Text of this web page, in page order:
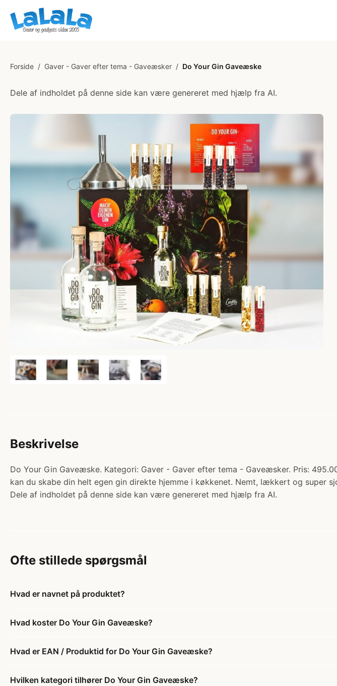
Forside / Gaver - Gaver efter tema - Gaveæsker / Do Your Gin Gaveæske
Dele af indholdet på denne side kan være genereret med hjælp fra AI.
Beskrivelse
Do Your Gin Gaveæske. Kategori: Gaver - Gaver efter tema - Gaveæsker. Pris:
kan du skabe din helt egen gin direkte hjemme i køkkenet. Nemt, lækkert og super
Dele af indholdet på denne side kan være genereret med hjælp fra AI.
Ofte stillede spørgsmål
Hvad er navnet på produktet?
Hvad koster Do Your Gin Gaveæske?
Hvad er EAN / Produktid for Do Your Gin Gaveæske?
Hvilken kategori tilhører Do Your Gin Gaveæske?